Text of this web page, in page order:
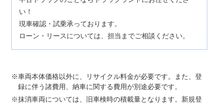
い！
現車確認・試乗承っております。
ローン・リースについては、担当までご相談ください。
車両本体価格以外に、リサイクル料金が必要です。また、登
録に伴う諸費用、納車に関する費用が別途必要です。
抹消車両については、旧車検時の積載量となります。新規登